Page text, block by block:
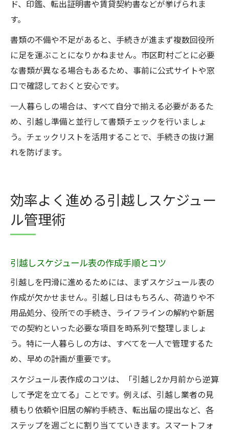
ド、印鑑、転出証明書や賃貸契約書などが挙げられま
す。
書類の不備や不足があると、手続きが進まず複数回役所
に足を運ぶことになりかねません。市区町村ごとに必要
な書類が異なる場合もあるため、事前に公式サイトや窓
口で確認しておくと安心です。
一人暮らしの場合は、すべて自分で揃える必要があるた
め、引越し準備と並行して書類チェックを行いましょ
う。チェックリストを活用することで、手続きの抜け漏
れを防げます。
効率よく進める引越しスケジュー
ル管理術
引越しスケジュール表の作成手順とコツ
引越しを円滑に進めるためには、まずスケジュール表の
作成が欠かせません。引越し日はもちろん、荷造りや不
用品処分、役所での手続き、ライフラインの解約や新居
での契約といった必要な項目を時系列で整理しましょ
う。特に一人暮らしの方は、すべてを一人で管理するた
め、早めの計画が重要です。
スケジュール表作成のコツは、「引越し2か月前から逆算
して予定を立てる」ことです。例えば、引越し業者の見
積もり依頼や旧居の解約手続き、転出届の提出など、各
ステップを週ごとに割り当てていきます。スマートフォ